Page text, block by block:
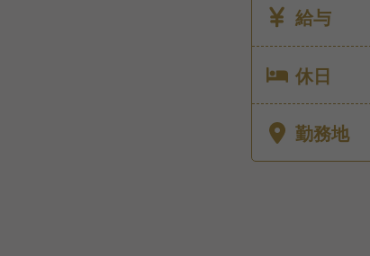
給与
休日
勤務地